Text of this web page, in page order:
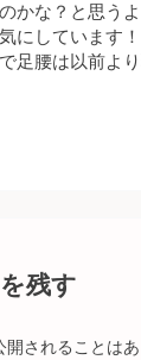
かな？と思う
にしています！
足腰は以前よ
残す
開されることはあ